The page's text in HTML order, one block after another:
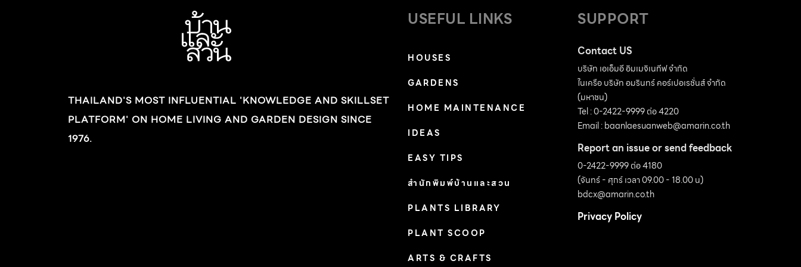
ขนาบข้างอยู่รอบบ้าน จากนั้นทำมุมนั่งเล่นจาก
ท่อนไม้เก่า ตั้งวางชิงช้าไม้จริงและมีชุดม้านั่งโต๊ะ
หินรูปฟอร์มอิสระให้สามารถนั่งเล่นพักผ่อนกันได้
สร้างเสียงและความชุ่มชื้น รวมถึงเคลื่อนย้ายศาลา
น็อกดาวน์จากบริเวณสวนด้านข้างไปตั้งไว้ด้าน
หน้า ซึ่งมีพื้นที่กว้างขวางเพื่อให้สะดวกต่อการใช้
เฟสสุดท้ายคือเฟสที่ลงตัว ถ้าเราแบ่งการจัดสวน
แรกๆ ก็ดูดีแต่หลังๆ อาจเปลี่ยนไปตามกาลเวลา”
สวนแห่งนี้จึงไม่ใช่แค่ปลูกต้นไม้เพื่อความสวยงาม
ชั่วครั้งชั่วคราว สิ่งสำคัญคือการดูแลเอาใจใส่พืช
พรรณต่างๆ […]
ร้านใหม่ให้เบาลง เราเปิดหนังสือดูแบบที่ชอบรวมๆ
หรืออเมริกัน “สำหรับสวนเป็นอะไรที่เราไม่มีความรู้
เลย บังเอิญมีคนจัดสวนที่เคยร่วมงานกันแนะนำ บี
(คุณสุธาทิพย์ ไพบูลย์นันทพงศ์) ซึ่งตอนแรกเรา
ไม่รู้ว่างานบีเป็นอย่างไรแล้วบีก็ชวน นุ่น (คุณอิศรา
แพงสี) ซึ่งเขาทำงานเข้าขากันได้ดี […]
บรรยากาศดีอย่างที่สุด สวนรอบบ้านนี้ยังเต็มไป
ด้วยไอเดียการตกแต่งที่น่าประทับใจสร้างสรรค์ผล
งานโดย คุณนนทชัย จันทร์เต็ม แห่ง
GardenAAA สภาพพื้นที่เดิม “ที่นี่มีสวนอยู่แล้ว
ระแนง แต่ด้วยอากาศของภาคใต้จะมีฤดูฝนค่อน
ข้างยาวนาน มีช่วง 4 เดือนที่ฝนตกต่อเนื่องทั้งวัน
และสลับกับตกหนักทั้งวัน บางสัปดาห์มองไม่เห็น
ปกคลุมให้แสงแดดลอดผ่านลงมาเพียงบางๆ ทำให้
ทันตแพทย์เกียรติชัย และ คุณธัญพร พงศ์ไพโรจน์
สิ่งที่ทำให้บ้านหลังนี้โดดเด่นไม่เหมือนใครคือบ่อน้ำ
บริเวณหน้าบ้านและเหล่าพรรณไม้ในสวนที่จัดแต่ง
ในสไตล์อิงลิชคันทรี ซึ่งต่างแข่งกันอวดสีสันสะดุด
ตา “มันเหมือนที่เราไปตากอากาศที่ต่างจังหวัด เรา
มาสู่ความอ่อนนุ่ม ดูสบายๆ ไม่มีแบบแผน เหมือน
สวนที่มีความเป็นชนบท” คุณศักดิ์ เรืองพร้อม นัก
คุณธัญพร เธอเล่าถึงโจทย์ก่อนที่จะมาเป็นสวน
THAILAND'S MOST INFLUENTIAL 'KNOWLEDGE AND SKILLSET
PLATFORM' ON HOME LIVING AND GARDEN DESIGN SINCE
1976.
USEFUL LINKS
HOUSES
GARDENS
HOME MAINTENANCE
IDEAS
EASY TIPS
สำนักพิมพ์บ้านและสวน
PLANTS LIBRARY
PLANT SCOOP
ARTS & CRAFTS
SUPPORT
Contact US
บริษัท เอเอ็มอี อิมเมจิเนทีฟ จำกัด
ในเครือ บริษัท อมรินทร์ คอร์เปอเรชั่นส์ จำกัด
(มหาชน)
Tel : 0-2422-9999 ต่อ 4220
Email :baanlaesuanweb@amarin.co.th
Report an issue or send feedback
0-2422-9999 ต่อ 4180
(จันทร์ - ศุกร์ เวลา 09.00 - 18.00 น)
bdcx@amarin.co.th
Privacy Policy